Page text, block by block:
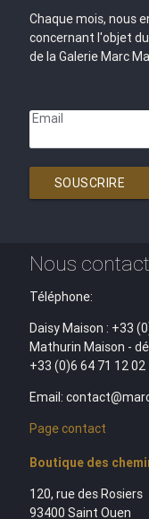
Chaque mois, nous
concernant l'objet
de la Galerie Marc
Email
SOUSCRIRE
Nous
Téléphone:
Daisy Maison : +33
Mathurin Maison -
+33 (0)6 64 71 12 02
Email:
Page contact
Boutique des
120, rue des Rosiers
93400 Saint Ouen